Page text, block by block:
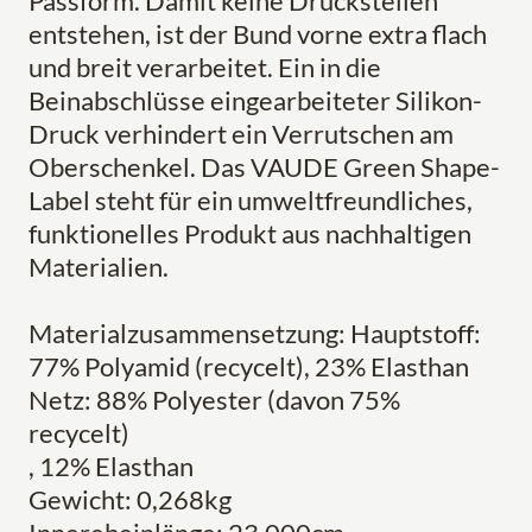
entstehen, ist der Bund vorne extra flach
und breit verarbeitet. Ein in die
Beinabschlüsse eingearbeiteter Silikon-
Druck verhindert ein Verrutschen am
Oberschenkel. Das VAUDE Green Shape-
Label steht für ein umweltfreundliches,
funktionelles Produkt aus nachhaltigen
Materialien.
Materialzusammensetzung: Hauptstoff:
77% Polyamid (recycelt), 23% Elasthan
Netz: 88% Polyester (davon 75%
recycelt)
, 12% Elasthan
Gewicht: 0,268kg